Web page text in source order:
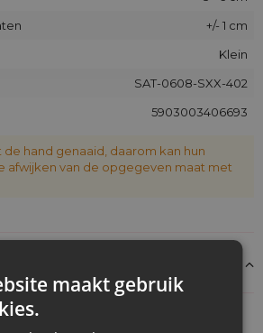
+/- 1 cm
Klein
SAT-0608-SXX-402
5903003406693
de hand genaaid, daarom kan hun
afwijken van de opgegeven maat met
van het product met de
maakt gebruik